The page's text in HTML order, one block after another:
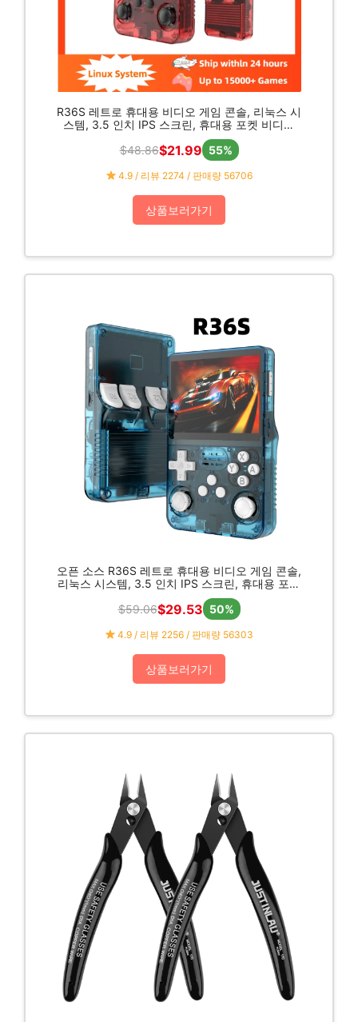
R36S 레트로 휴대용 비디오 게임 콘솔, 리눅스 시
스템, 3.5 인치 IPS 스크린, 휴대용 포켓 비디오
플레이어, R35S 64GB 게임
$48.86$21.99 55%
4.9 / 리뷰 2274 / 판매량 56706
상품보러가기
오픈 소스 R36S 레트로 휴대용 비디오 게임 콘솔,
리눅스 시스템, 3.5 인치 IPS 스크린, 휴대용 포켓
비디오 플레이어, 64GB 게임
$59.06$29.53 50%
4.9 / 리뷰 2256 / 판매량 56303
상품보러가기